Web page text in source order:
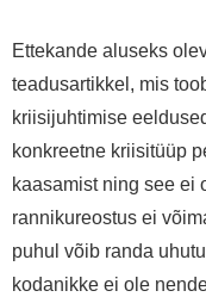
Ettekande aluseks
teadusartikkel, mis
kriisijuhtimise
konkreetne kriisitüüp
kaasamist ning see ei
rannikureostus ei
puhul võib randa
kodanikke ei ole